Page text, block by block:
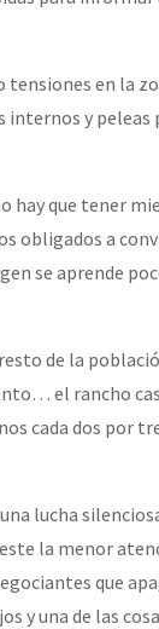
en la
y peleas
hay que tener
obligados a
se aprende
de la
el rancho
cada dos por
lucha
la menor
que
y una de las